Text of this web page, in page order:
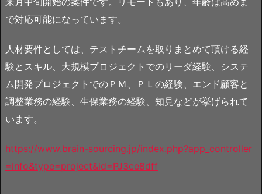
で対応可能になっています。
人材要件としては、テストチームを取りまとめて頂ける経
験とスキル、大規模プロジェクトでのリーダ経験、システ
ム開発プロジェクトでのＰＭ、ＰＬの経験、エンド顧客と
調整業務の経験、生保業務の経験、知見などが挙げられて
います。
https://www.brain-sourcing.jp/index.php?app_controller
=info&type=project&id=PJ3ce8dff